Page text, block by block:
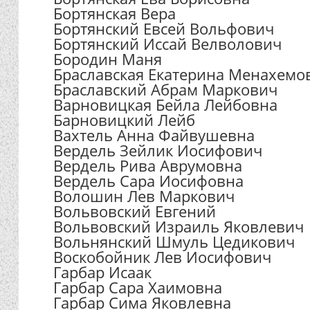
Бортянская Вера
Бортянский Евсей Вольфович
Бортянский Иссай Велволович
Бородин Маня
Браславская Екатерина
Браславский Абрам Маркович
Варновицкая Бейла Лейбовна
Барновицкий Лейб
Вахтель Анна Файвушевна
Вердель Зейлик Иосифович
Вердель Рива Аврумовна
Вердель Сара Иосифовна
Волошин Лев Маркович
Вольвовский Евгений
Вольвовский Израиль Яковлевич
Вольнянский Шмуль Цедикович
Воскобойник Лев Иосифович
Гарбар Исаак
Гарбар Сара Хаимовна
Гарбар Сима Яковлевна